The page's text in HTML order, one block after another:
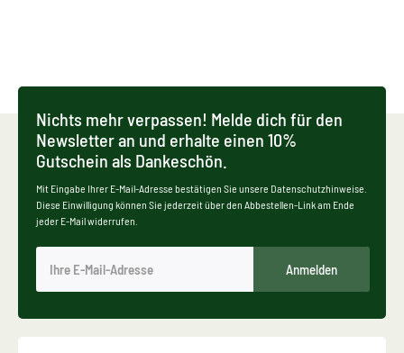
Nichts mehr verpassen! Melde dich für den
Newsletter an und erhalte einen 10%
Gutschein als Dankeschön.
Mit Eingabe Ihrer E-Mail-Adresse bestätigen Sie unsere Datenschutzhinweise.
Diese Einwilligung können Sie jederzeit über den Abbestellen-Link am Ende
jeder E-Mail widerrufen.
Anmelden